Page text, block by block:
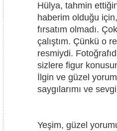
Hülya, tahmin
haberim olduğu
fırsatım olmadı.
çalıştım. Çünkü o
resmiydi.
sizlere figur
İlgin ve güzel
saygılarımı ve
Yeşim, güzel